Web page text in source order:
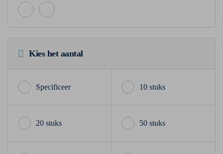
Kies het aantal
10 stuks
20 stuks 50 stuks